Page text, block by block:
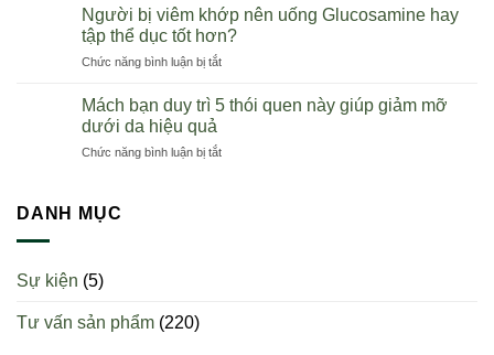
Nam
Health
chính
toàn
nào
thì
nên
uống
cá
một
Người bị viêm khớp nên uống Glucosamine hay
tập thể dục tốt hơn?
Chức năng bình luận bị tắtở
bị
nên
Mách bạn duy trì 5 thói quen này giúp giảm mỡ
dưới da hiệu quả
Chức năng bình luận bị tắtở
DANH MỤC
Sự kiện (5)
Tư vấn sản phẩm (220)